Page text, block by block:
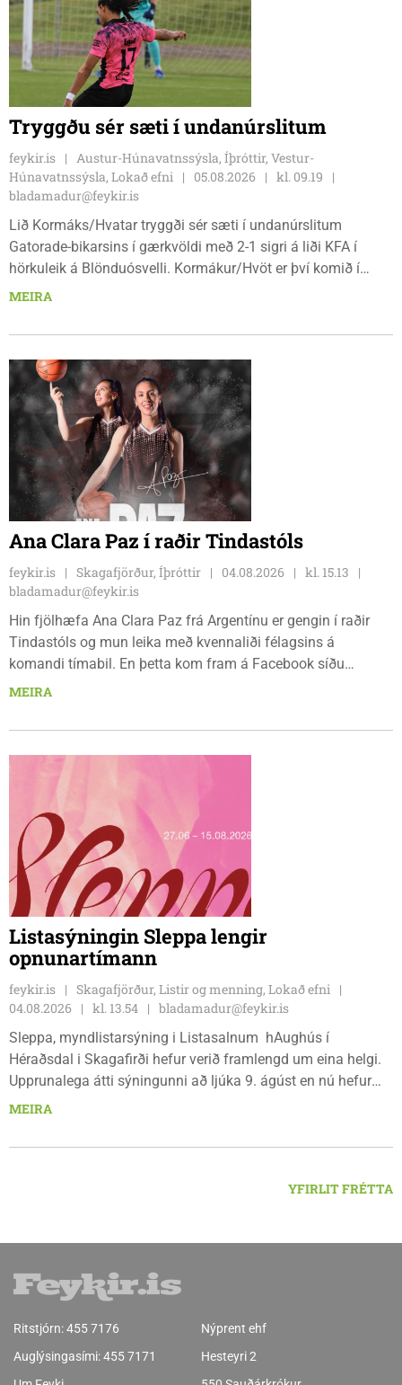
Tryggðu sér sæti í undanúrslitum
feykir.is
Austur-Húnavatnssýsla, Íþróttir, Vestur-
Húnavatnssýsla, Lokað efni
05.08.2026
kl. 09.19
bladamadur@feykir.is
Lið Kormáks/Hvatar tryggði sér sæti í undanúrslitum
Gatorade-bikarsins í gærkvöldi með 2-1 sigri á liði KFA í
hörkuleik á Blönduósvelli. Kormákur/Hvöt er því komið í
undanúrslitin annað árið í röð, en ásamt þeim verða
verður.
MEIRA
Ana Clara Paz í raðir Tindastóls
feykir.is Skagafjörður, Íþróttir 04.08.2026
kl. 15.13
bladamadur@feykir.is
Hin fjölhæfa Ana Clara Paz frá Argentínu er gengin í raðir
Tindastóls og mun leika með kvennaliði félagsins á
komandi tímabil. En þetta kom fram á Facebook síðu
Körfuknattleiksdeildarinnar fyrr í dag. Paz þekkir íslenska
og metnaðarfullt lið Stólanna.
MEIRA
Listasýningin Sleppa lengir
opnunartímann
feykir.is
Skagafjörður, Listir og menning, Lokað efni
04.08.2026
kl. 13.54
bladamadur@feykir.is
Sleppa, myndlistarsýning i Listasalnum hAughús í
Héraðsdal i Skagafirði hefur verið framlengd um eina helgi.
Upprunalega átti sýningunni að ljúka 9. ágúst en nú hefur
opnunartíminn verið framlengdur til 15. ágúst. Opið er á
MEIRA
YFIRLIT FRÉTTA
Ritstjórn:455 7176
Auglýsingasími:455 7171
Nýprent ehf
Hesteyri 2